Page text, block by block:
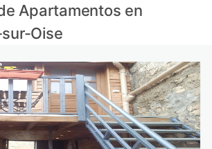
Apartamentos en
Oise